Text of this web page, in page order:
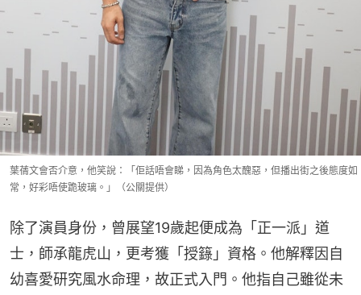
葉蒨文會否介意，他笑說：「佢話唔會睇，因為角色太醜惡，但播出街之後態度如
常，好彩唔使跪玻璃。」（公關提供）
除了演員身份，曾展望19歲起便成為「正一派」道
士，師承龍虎山，更考獲「授籙」資格。他解釋因自
幼喜愛研究風水命理，故正式入門。他指自己雖從未